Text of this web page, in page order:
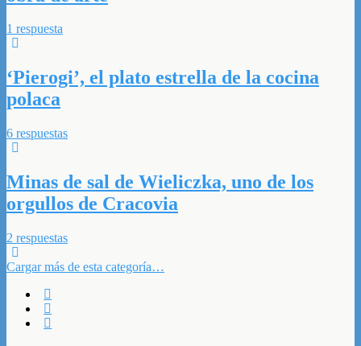
1 respuesta
‘Pierogi’, el plato estrella de la cocina
polaca
6 respuestas
Minas de sal de Wieliczka, uno de los
orgullos de Cracovia
2 respuestas
Cargar más de esta categoría…